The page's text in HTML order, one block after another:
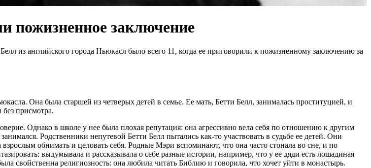
пожизненное заключение
из английского города Ньюкасл было всего 11, когда ее приговорили к пожизненному заключению за
Она была старшей из четверых детей в семье. Ее мать, Бетти Белл, занималась проституцией, и
без присмотра.
Однако в школе у нее была плохая репутация: она агрессивно вела себя по отношению к другим
Родственники непутевой Бетти Белл пытались как-то участвовать в судьбе ее детей. Они
обнимать и целовать себя. Родные Мэри вспоминают, что она часто стонала во сне, и по
выдумывала и рассказывала о себе разные истории, например, что у ее дяди есть лошадиная
свойственна религиозность: она любила читать Библию и говорила, что хочет уйти в монастырь.